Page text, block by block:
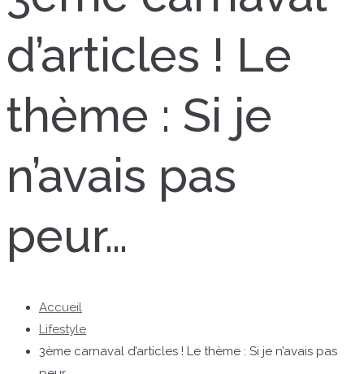
d’articles ! Le
thème : Si je
n’avais pas
peur…
Accueil
Lifestyle
3ème carnaval d’articles ! Le thème : Si je n’avais pas